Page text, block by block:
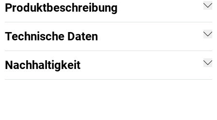
Produktbeschreibung
Technische Daten
Nachhaltigkeit